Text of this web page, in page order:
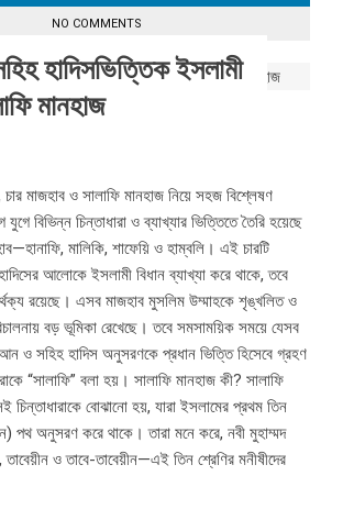
NO COMMENTS
হাদিসভিত্তিক ইসলামী
মানহাজ
মাজহাব ও সালাফি মানহাজ নিয়ে সহজ বিশ্লেষণ
বিভিন্ন চিন্তাধারা ও ব্যাখ্যার ভিত্তিতে তৈরি হয়েছে
মালিকি, শাফেয়ি ও হাম্বলি। এই চারটি
আলোকে ইসলামী বিধান ব্যাখ্যা করে থাকে, তবে
রয়েছে। এসব মাজহাব মুসলিম উম্মাহকে শৃঙ্খলিত ও
বড় ভূমিকা রেখেছে। তবে সমসাময়িক সময়ে যেসব
ও সহিহ হাদিস অনুসরণকে প্রধান ভিত্তি হিসেবে গ্রহণ
“সালাফি” বলা হয়। সালাফি মানহাজ কী? সালাফি
চিন্তাধারাকে বোঝানো হয়, যারা ইসলামের প্রথম তিন
পথ অনুসরণ করে থাকে। তারা মনে করে, নবী মুহাম্মদ
ও তাবে-তাবেয়ীন—এই তিন শ্রেণির মনীষীদের